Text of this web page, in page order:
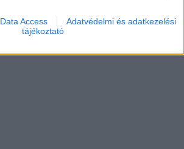
Data Access
Adatvédelmi és adatkezelési
tájékoztató